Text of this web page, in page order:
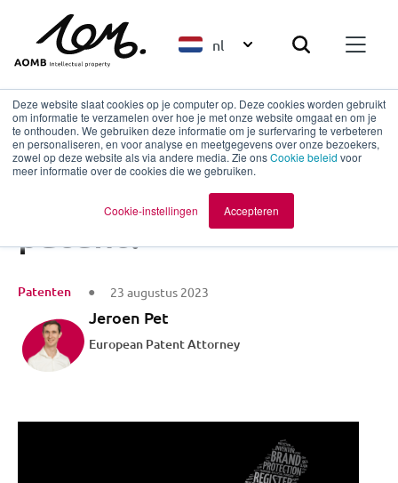
Deze website slaat cookies op je computer op. Deze cookies worden gebruikt
om informatie te verzamelen over hoe je met onze website omgaat en om je
te onthouden. We gebruiken deze informatie om je surfervaring te verbeteren
en personaliseren, en voor analyse en meetgegevens over onze bezoekers,
zowel op deze website als via andere media. Zie onsCookie beleid voor
meer informatie over de cookies die we gebruiken.
Cookie-instellingen Accepteren
nl
Terug naar overzicht
Wat kan ik met een
patent?
Patenten 23 augustus 2023
Jeroen Pet
European Patent Attorney